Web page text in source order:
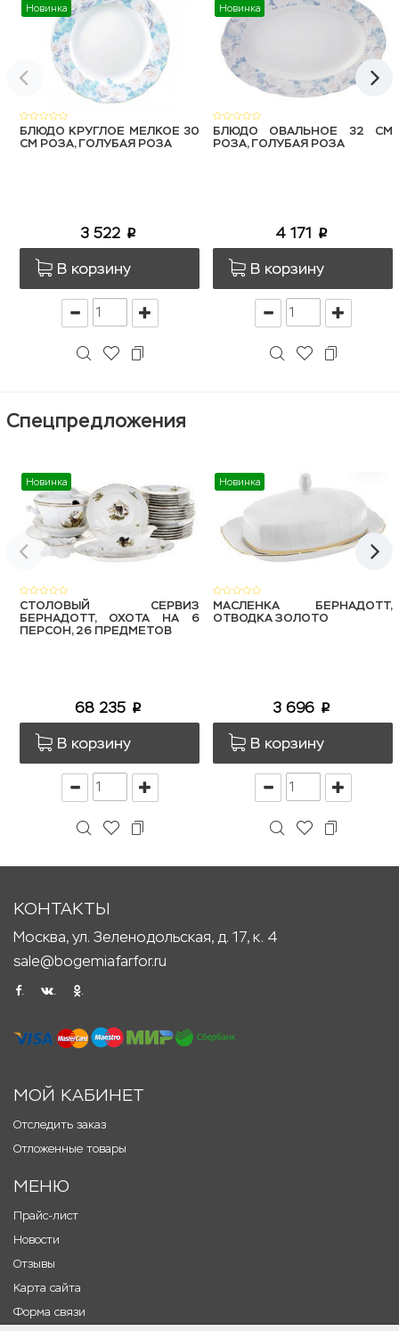
БЛЮДО КРУГЛОЕ МЕЛКОЕ 30
СМ РОЗА, ГОЛУБАЯ РОЗА
Новинка
3 522 p
В корзину
БЛЮДО ОВАЛЬНОЕ 32 СМ
РОЗА, ГОЛУБАЯ РОЗА
Новинка
4 171 p
В корзину
Спецпредложения
СТОЛОВЫЙ СЕРВИЗ
БЕРНАДОТТ, ОХОТА НА 6
ПЕРСОН, 26 ПРЕДМЕТОВ
Новинка
68 235 p
В корзину
МАСЛЕНКА БЕРНАДОТТ,
ОТВОДКА ЗОЛОТО
Новинка
3 696 p
В корзину
КОНТАКТЫ
Москва, ул. Зеленодольская, д. 17, к. 4
sale@bogemiafarfor.ru
.
МОЙ КАБИНЕТ
Отследить заказ
Отложенные товары
МЕНЮ
Прайс-лист
Новости
Отзывы
Карта сайта
Форма связи